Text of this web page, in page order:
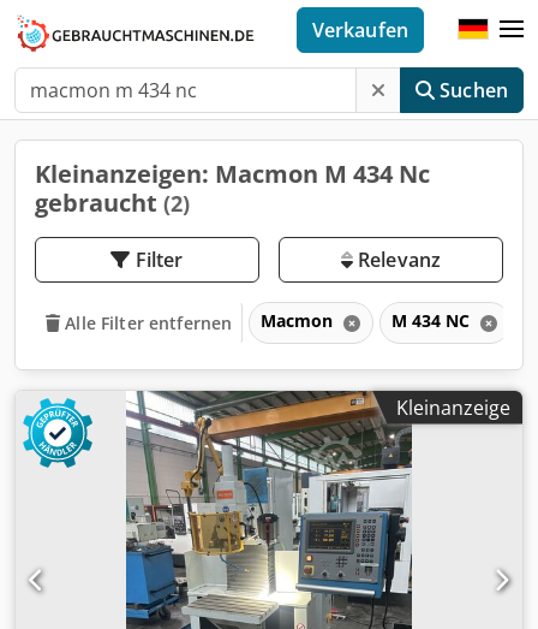
Suchen
Verkaufen
Kleinanzeigen: Macmon M 434 Nc
gebraucht (2)
Filter Relevanz
Alle Filter entfernen Macmon M 434 NC
Kleinanzeige